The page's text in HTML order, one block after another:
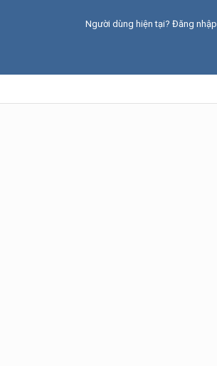
Người dùng hiện tại? Đăng nhập